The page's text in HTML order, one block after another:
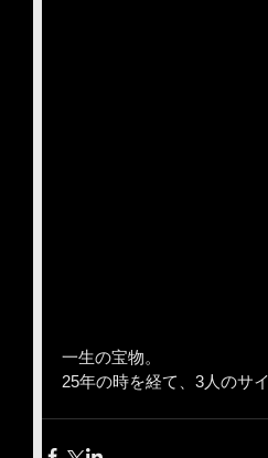
一生の宝物。
25年の時を経て、3人のサ